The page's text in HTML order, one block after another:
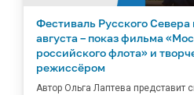
Фестиваль Русского
августа – показ фильма
российского флота» и
режиссёром
Автор Ольга Лаптева представит